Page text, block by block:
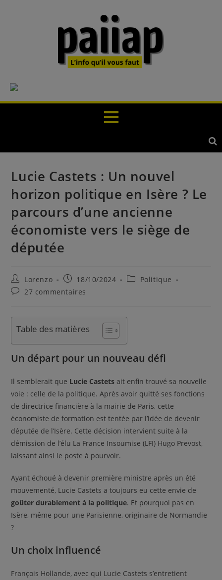
Lucie Castets : Un nouvel
horizon politique en Isère ? Le
parcours d’une ancienne
économiste vers le siège de
députée
Lorenzo 18/10/2024
Politique
27 commentaires
Table des matières
Un départ pour un nouveau défi
Il semblerait que Lucie Castets ait enfin trouvé sa nouvelle
voie : celle de la politique. Après avoir quitté ses fonctions
de directrice financière à la mairie de Paris, cette
économiste de formation est tentée par l’idée de devenir
députée de l’Isère. Cette décision intervient suite à la
démission de l’élu La France Insoumise (LFI) Hugo Prevost,
laissant ainsi le poste à pourvoir.
Ayant échoué à devenir première ministre après un été
mouvementé, Lucie Castets a toujours eu cette envie de
goûter durablement à la politique. Et pourquoi pas en
Isère, même pour une Parisienne, originaire de Normandie
?
Un choix influencé
François Hollande, avec qui Lucie Castets s’entretient